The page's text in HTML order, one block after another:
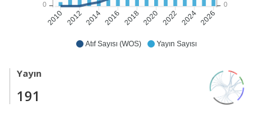
Atıf Sayısı (WOS) Yayın Sayısı
2010 2012 2014 2016 2018 2020 2022 2024 2026
0
0
Yayın
191